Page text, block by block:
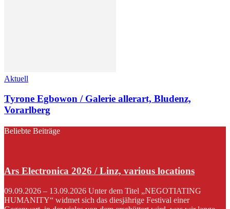
Aktuell
Tyrone Egbowon / Galerie allerart, Bludenz,
Vorarlberg
Beliebte Beiträge
Ars Electronica 2026 / Linz, various locations
09.09.2026 – 13.09.2026 Unter dem Titel „NEGOTIATING
HUMANITY“ widmet sich das diesjährige Festival einer